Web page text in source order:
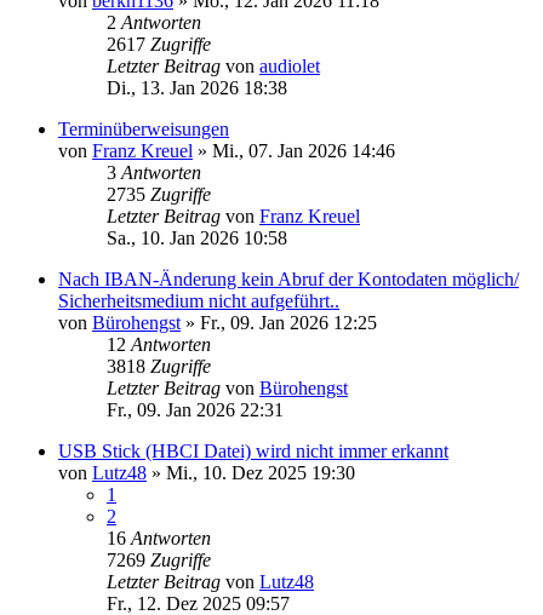
2 Antworten
2617 Zugriffe
Letzter Beitrag von audiolet
Di., 13. Jan 2026 18:38
Terminüberweisungen
von Franz Kreuel » Mi., 07. Jan 2026 14:46
3 Antworten
2735 Zugriffe
Letzter Beitrag von Franz Kreuel
Sa., 10. Jan 2026 10:58
Nach IBAN-Änderung kein Abruf der Kontodaten möglich/
Sicherheitsmedium nicht aufgeführt..
von Bürohengst » Fr., 09. Jan 2026 12:25
12 Antworten
3818 Zugriffe
Letzter Beitrag von Bürohengst
Fr., 09. Jan 2026 22:31
USB Stick (HBCI Datei) wird nicht immer erkannt
von Lutz48 » Mi., 10. Dez 2025 19:30
1
2
16 Antworten
7269 Zugriffe
Letzter Beitrag von Lutz48
Fr., 12. Dez 2025 09:57